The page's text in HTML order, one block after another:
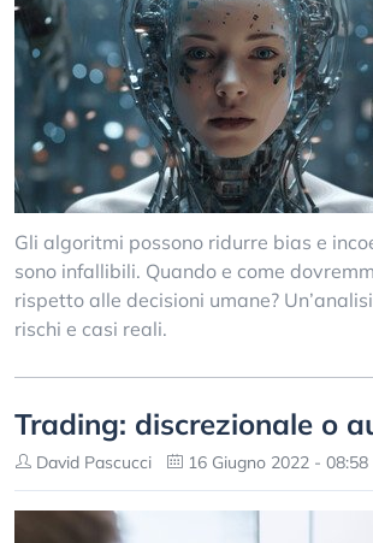
Gli algoritmi possono ridurre bias e
sono infallibili. Quando e come
rispetto alle decisioni umane?
rischi e casi reali.
Trading: discrezionale o
David Pascucci 16 Giugno 2022 - 08:58